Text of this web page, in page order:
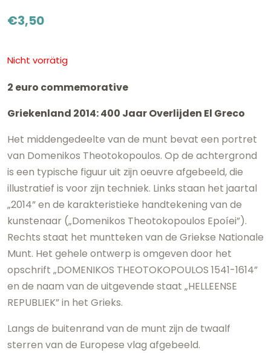
€3,50
Nicht vorrätig
2 euro commemorative
Griekenland 2014: 400 Jaar Overlijden El Greco
Het middengedeelte van de munt bevat een portret
van Domenikos Theotokopoulos. Op de achtergrond
is een typische figuur uit zijn oeuvre afgebeeld, die
illustratief is voor zijn techniek. Links staan het jaartal
„2014” en de karakteristieke handtekening van de
kunstenaar („Domenikos Theotokopoulos Epoíei”).
Rechts staat het muntteken van de Griekse Nationale
Munt. Het gehele ontwerp is omgeven door het
opschrift „DOMENIKOS THEOTOKOPOULOS 1541-1614”
en de naam van de uitgevende staat „HELLEENSE
REPUBLIEK” in het Grieks.
Langs de buitenrand van de munt zijn de twaalf
sterren van de Europese vlag afgebeeld.